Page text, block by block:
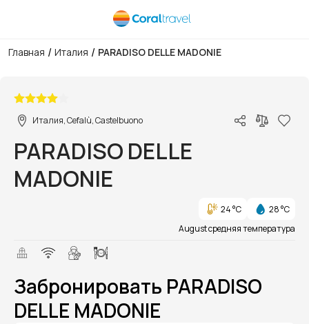
Главная / Италия / PARADISO DELLE MADONIE
Италия, Cefalù, Castelbuono
PARADISO DELLE
MADONIE
24 °C
28 °C
August средняя температура
Забронировать PARADISO
DELLE MADONIE